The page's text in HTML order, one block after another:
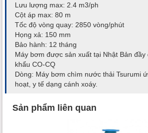
Lưu lượng max: 2.4 m3/ph
Cột áp max: 80 m
Tốc độ vòng quay: 2850 vòng/phút
Họng xả: 150 mm
Bảo hành: 12 tháng
Máy bơm được sản xuất tại Nhật Bản
khẩu CO-CQ
Dòng: Máy bơm chìm nước thải Tsurumi
hoạt, y tế dạng cánh xoáy.
Sản phẩm liên quan